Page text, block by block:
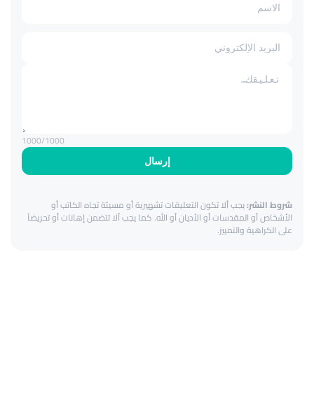
إرسال
1000/1000
شروط النشر:يجب ألا تكون التعليقات تشهيرية أو مسيئة تجاه الكاتب أو
الأشخاص أو المقدسات أو الأديان أو الله. كما يجب ألا تتضمن إهانات أو تحريضاً
على الكراهية والتمييز.